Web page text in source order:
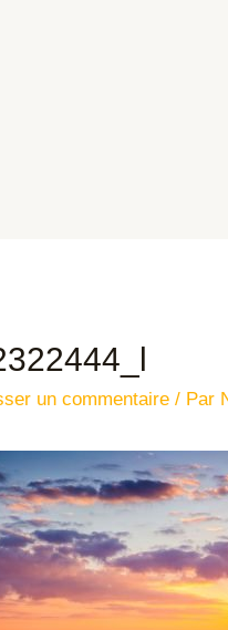
un commentaire / Par